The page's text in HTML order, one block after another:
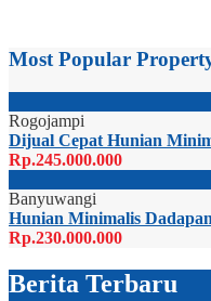
Most Popular
Rogojampi
Dijual Cepat Hunian
Rp.245.000.000
Banyuwangi
Hunian Minimalis
Rp.230.000.000
Berita Terbaru